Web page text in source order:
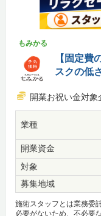
もみかる
【固定費
スクの低
開業お祝い金対象
業種
開業資金
対象
募集地域
施術スタッフとは業務委
必要がないため、不必要